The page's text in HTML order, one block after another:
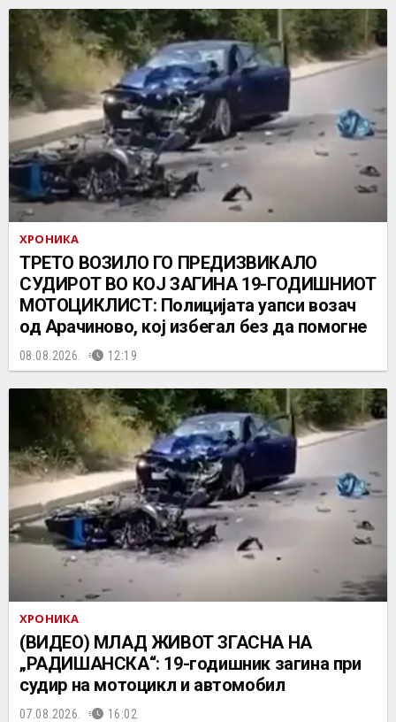
ХРОНИКА
ТРЕТО ВОЗИЛО ГО ПРЕДИЗВИКАЛО
СУДИРОТ ВО КОЈ ЗАГИНА 19-ГОДИШНИОТ
МОТОЦИКЛИСТ: Полицијата уапси возач
од Арачиново, кој избегал без да помогне
08.08.2026. 12:19
ХРОНИКА
(ВИДЕО) МЛАД ЖИВОТ ЗГАСНА НА
„РАДИШАНСКА“: 19-годишник загина при
судир на мотоцикл и автомобил
07.08.2026. 16:02